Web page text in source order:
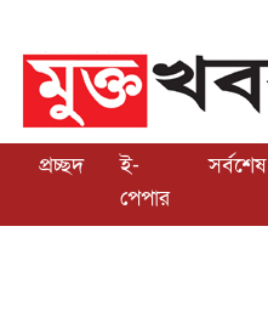
প্রচ্ছদ
ই-
পেপার
সর্বশেষ